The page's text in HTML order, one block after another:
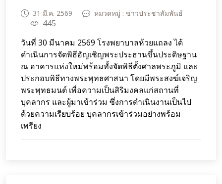
31 มี.ค. 2569 หมวดหมู่ : ข่าวประชาสัมพันธ์
445
วันที่ 30 มีนาคม 2569 โรงพยาบาลห้วยแถลง ได้
ดำเนินการจัดพิธีอัญเชิญพระประธานขึ้นประดิษฐาน
ณ อาคารแห่งใหม่พร้อมทั้งจัดพิธีตั้งศาลพระภูมิ และ
ประกอบพิธีทางพระพุทธศาสนา โดยมีพระสงฆ์เจริญ
พระพุทธมนต์ เพื่อความเป็นสิริมงคลแก่สถานที่
บุคลากร และผู้มาเข้าร่วม ซึ่งการดำเนินงานเป็นไป
ด้วยความเรียบร้อย บุคลากรเข้าร่วมอย่างพร้อม
เพรียง